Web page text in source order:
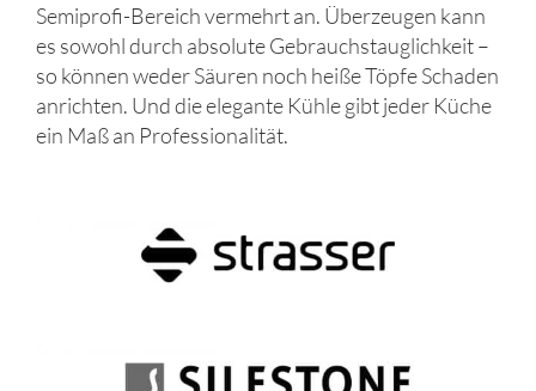
Semiprofi-Bereich vermehrt an. Überzeugen kann
es sowohl durch absolute Gebrauchstauglichkeit –
so können weder Säuren noch heiße Töpfe Schaden
anrichten. Und die elegante Kühle gibt jeder Küche
ein Maß an Professionalität.